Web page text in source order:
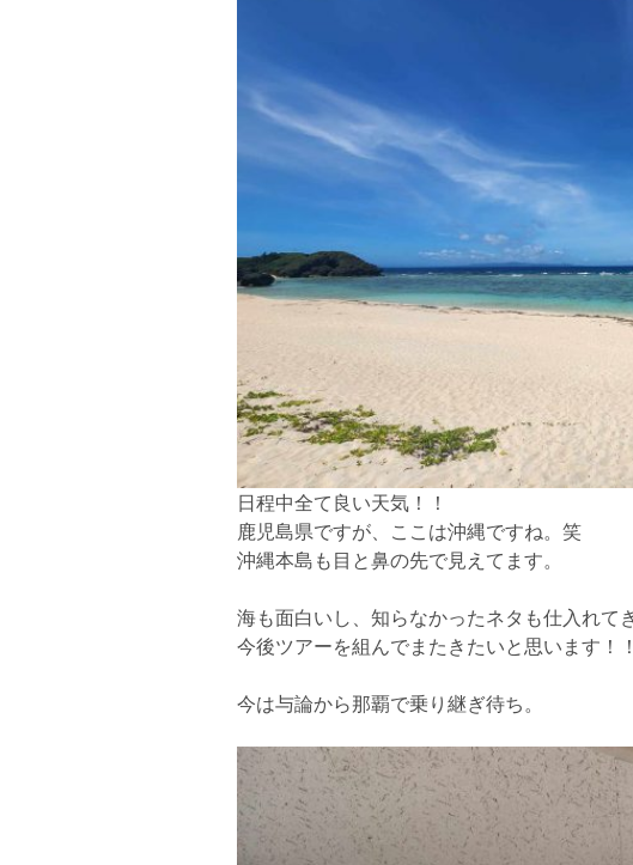
日程中全て良い天気！！
鹿児島県ですが、ここは沖縄ですね。笑
沖縄本島も目と鼻の先で見えてます。
海も面白いし、知らなかったネタも仕入れて
今後ツアーを組んでまたきたいと思います！！
今は与論から那覇で乗り継ぎ待ち。